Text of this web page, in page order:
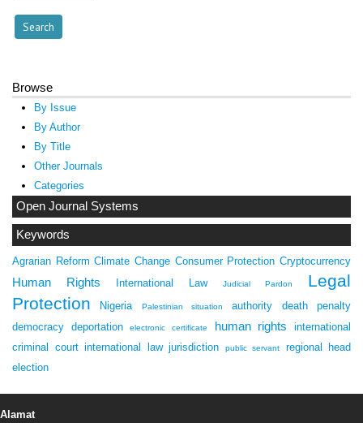
Browse
By Issue
By Author
By Title
Other Journals
Categories
Open Journal Systems
Keywords
Agrarian Reform Climate Change Consumer Protection Cryptocurrency
Human Rights International Law Judicial Pardon
Legal
Protection
Nigeria Palestinian situation authority
death penalty
democracy
deportation electronic certificate human rights
international
criminal court international law jurisdiction public servant
regional head
election
Alamat